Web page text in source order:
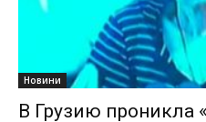
Новини
В Грузию проникла